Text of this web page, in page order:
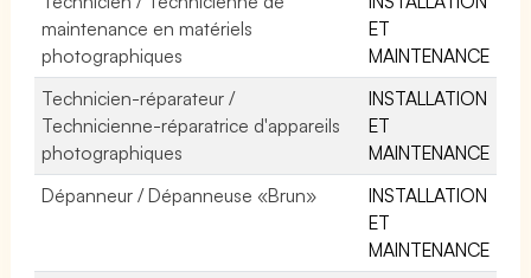
maintenance en matériels
photographiques
ET
MAINTENANCE
Technicien-réparateur /
Technicienne-réparatrice d'appareils
photographiques
INSTALLATION
ET
MAINTENANCE
Dépanneur / Dépanneuse «Brun»
INSTALLATION
ET
MAINTENANCE